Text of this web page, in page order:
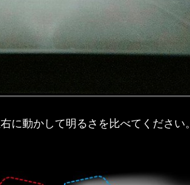
に動かして明るさを比べてください